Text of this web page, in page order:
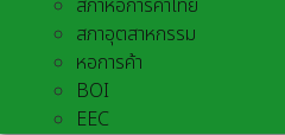
สภาหอการค้าไทย
สภาอุตสาหกรรม
หอการค้า
BOI
EEC